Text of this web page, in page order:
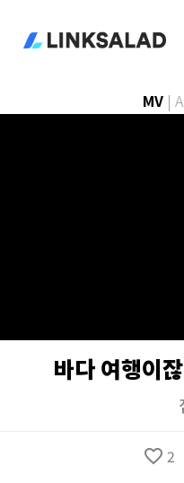
MV |
바다 여행이
favorite_border 2